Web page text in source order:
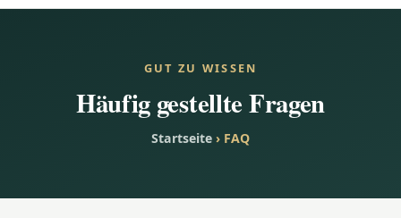
GUT ZU WISSEN
Häufig gestellte Fragen
Startseite › FAQ